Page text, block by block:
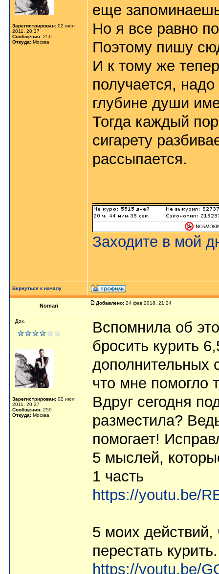
Зарегистрирован: 02 июл
2011, 20:37
Сообщения: 250
Откуда: Москва
еще
Но я все равно
Поэтому пишу
И к тому же
получается,
глубине души
Тогда каждый
сигарету
рассыпается.
Заходите в мой
Вернуться к началу
Nomari Добавлено: 24 фев 2018, 21:24
Док.
Зарегистрирован: 02 июл
2011, 20:37
Сообщения: 250
Откуда: Москва
Вспомнила об
бросить курить
дополнительных
что мне помогло
Вдруг сегодня
разместила?
помогает!
5 мыслей,
1 часть
https://youtu.be/
5 моих
перестать
https://youtu.be/